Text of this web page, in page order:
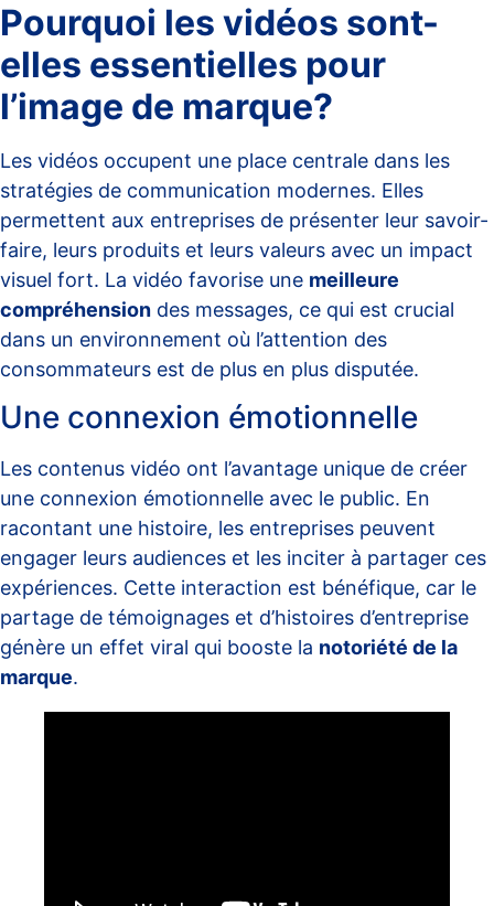
Pourquoi les vidéos sont-
elles essentielles pour
l’image de marque?
Les vidéos occupent une place centrale dans les
stratégies de communication modernes. Elles
permettent aux entreprises de présenter leur savoir-
faire, leurs produits et leurs valeurs avec un impact
visuel fort. La vidéo favorise une meilleure
compréhension des messages, ce qui est crucial
dans un environnement où l’attention des
consommateurs est de plus en plus disputée.
Une connexion émotionnelle
Les contenus vidéo ont l’avantage unique de créer
une connexion émotionnelle avec le public. En
racontant une histoire, les entreprises peuvent
engager leurs audiences et les inciter à partager ces
expériences. Cette interaction est bénéfique, car le
partage de témoignages et d’histoires d’entreprise
génère un effet viral qui booste la notoriété de la
marque.